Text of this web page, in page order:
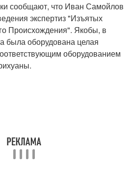
сообщают, что Иван Самойлов
экспертиз "Изъятых
Происхождения". Якобы, в
была оборудована целая
оборудованием